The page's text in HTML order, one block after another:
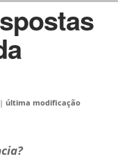
| última modificação